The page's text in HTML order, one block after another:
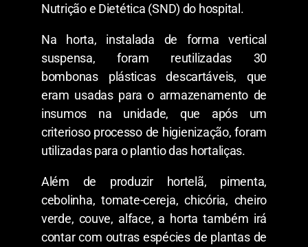
Nutrição e Dietética (SND) do hospital.
Na horta, instalada de forma vertical
suspensa, foram reutilizadas 30
bombonas plásticas descartáveis, que
eram usadas para o armazenamento de
insumos na unidade, que após um
criterioso processo de higienização, foram
utilizadas para o plantio das hortaliças.
Além de produzir hortelã, pimenta,
cebolinha, tomate-cereja, chicória, cheiro
verde, couve, alface, a horta também irá
contar com outras espécies de plantas de